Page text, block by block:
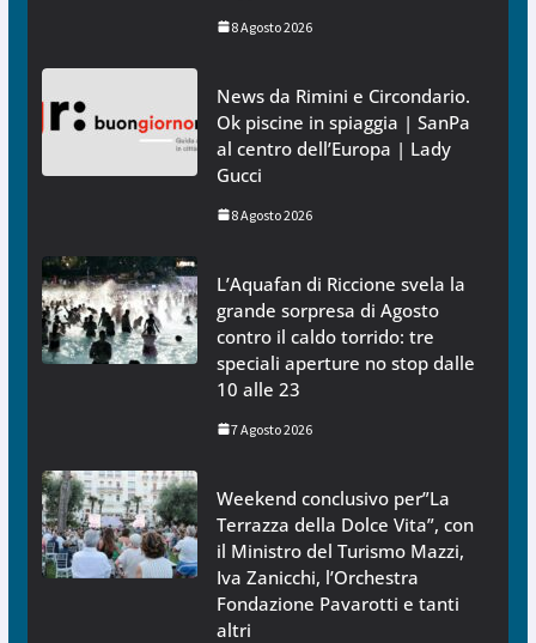
8 Agosto 2026
News da Rimini e Circondario.
Ok piscine in spiaggia | SanPa
al centro dell’Europa | Lady
Gucci
8 Agosto 2026
L’Aquafan di Riccione svela la
grande sorpresa di Agosto
contro il caldo torrido: tre
speciali aperture no stop dalle
10 alle 23
7 Agosto 2026
Weekend conclusivo per”La
Terrazza della Dolce Vita”, con
il Ministro del Turismo Mazzi,
Iva Zanicchi, l’Orchestra
Fondazione Pavarotti e tanti
altri